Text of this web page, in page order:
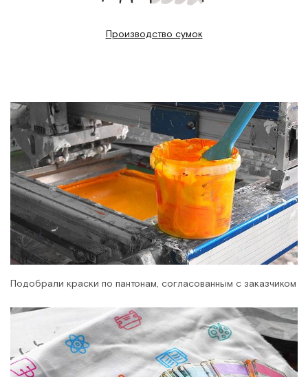
Производство сумок
Подобрали краски по пантонам, согласованным с заказчиком